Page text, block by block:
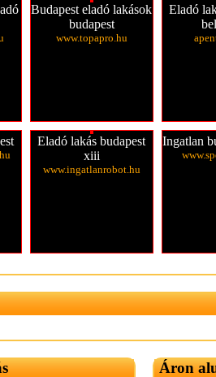
Budapest eladó lakások
budapest
www.topapro.hu
Eladó
Eladó lakás budapest
xiii
www.ingatlanrobot.hu
Ingatlan
Áron